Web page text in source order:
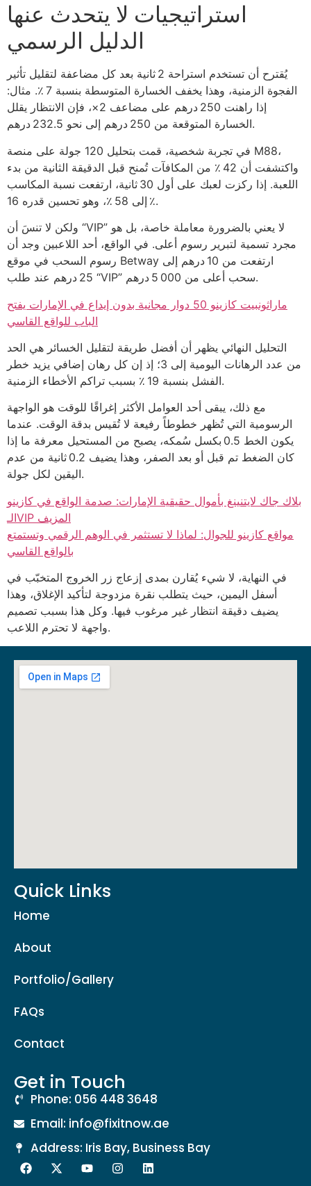
استراتيجيات لا يتحدث عنها
الدليل الرسمي
يُقترح أن تستخدم استراحة 2 ثانية بعد كل مضاعفة لتقليل تأثير
الفجوة الزمنية، وهذا يخفف الخسارة المتوسطة بنسبة 7 ٪. مثال:
إذا راهنت 250 درهم على مضاعف 2×، فإن الانتظار يقلل
الخسارة المتوقعة من 250 درهم إلى نحو 232.5 درهم.
في تجربة شخصية، قمت بتحليل 120 جولة على منصة M88،
واكتشفت أن 42 ٪ من المكافآت تُمنح قبل الدقيقة الثانية من بدء
اللعبة. إذا ركزت لعبك على أول 30 ثانية، ارتفعت نسبة المكاسب
إلى 58 ٪، وهو تحسين قدره 16 ٪.
ولكن لا تنسَ أن “VIP” لا يعني بالضرورة معاملة خاصة، بل هو
مجرد تسمية لتبرير رسوم أعلى. في الواقع، أحد اللاعبين وجد أن
رسوم السحب في موقع Betway ارتفعت من 10 درهم إلى
25 درهم عند طلب “VIP” سحب أعلى من 5 000 درهم.
ماراثونبيت كازينو 50 دوار مجانية بدون إيداع في الإمارات يفتح
الباب للواقع القاسي
التحليل النهائي يظهر أن أفضل طريقة لتقليل الخسائر هي الحد
من عدد الرهانات اليومية إلى 3؛ إذ إن كل رهان إضافي يزيد خطر
الفشل بنسبة 19 ٪ بسبب تراكم الأخطاء الزمنية.
مع ذلك، يبقى أحد العوامل الأكثر إغراقًا للوقت هو الواجهة
الرسومية التي تُظهر خطوطاً رفيعة لا تُقيس بدقة الوقت. عندما
يكون الخط 0.5 بكسل سُمكه، يصبح من المستحيل معرفة ما إذا
كان الضغط تم قبل أو بعد الصفر، وهذا يضيف 0.2 ثانية من عدم
اليقين لكل جولة.
بلاك جاك لايتنينغ بأموال حقيقية الإمارات: صدمة الواقع في كازينو
الـVIP المزيف
مواقع كازينو للجوال: لماذا لا تستثمر في الوهم الرقمي وتستمتع
بالواقع القاسي
في النهاية، لا شيء يُقارن بمدى إزعاج زر الخروج المتخبّب في
أسفل اليمين، حيث يتطلب نقرة مزدوجة لتأكيد الإغلاق، وهذا
يضيف دقيقة انتظار غير مرغوب فيها. وكل هذا بسبب تصميم
واجهة لا تحترم اللاعب.
Quick Links
Home
About
Portfolio/Gallery
FAQs
Contact
Get in Touch
Phone: 056 448 3648
Email: info@fixitnow.ae
Address: Iris Bay, Business Bay